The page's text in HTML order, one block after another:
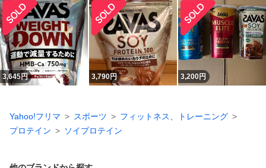
3,645円 3,790円 3,200円
Yahoo!フリマ スポーツ
フィットネス、トレーニング
プロテイン
ソイプロテイン